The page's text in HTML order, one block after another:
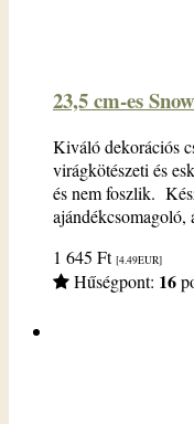
23,5 cm-es
Kiváló dekorációs
virágkötészeti és
és nem foszlik.
1 645 Ft [4.49EUR]
Hűségpont: 16